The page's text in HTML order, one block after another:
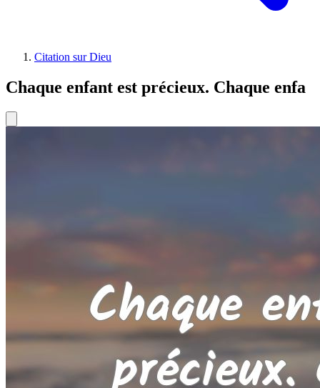
Citation sur Dieu
Chaque enfant est précieux. Chaque enfa